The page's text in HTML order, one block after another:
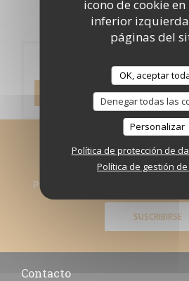
icono de cookie
inferior
páginas del
OK, aceptar
Denegar todas las
Personalizar
Política de protección de
Política de gestión
RESERVAR UNA
Manténgase
Suscríbase a nuestro boletín para
personalizadas y ofertas de
SUSCRIBIRSE
Contacto